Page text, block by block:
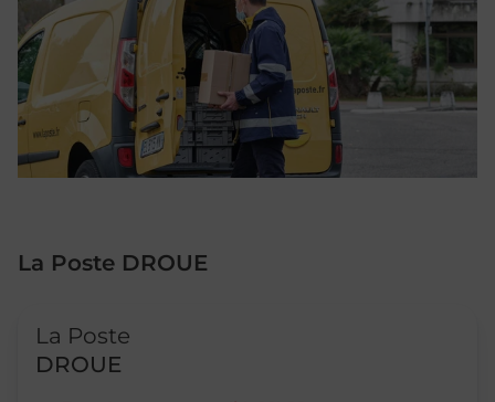
La Poste DROUE
La Poste
DROUE